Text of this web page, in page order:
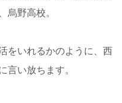
烏野高校。
をいれるかのように、西
言い放ちます。